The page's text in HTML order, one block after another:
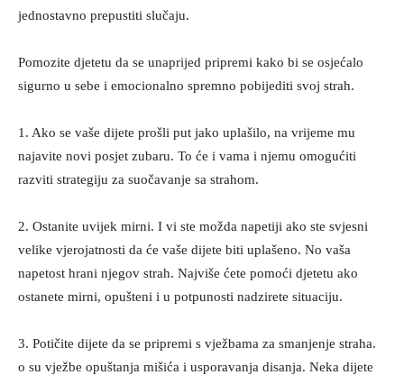
jednostavno prepustiti slučaju.
Pomozite djetetu da se unaprijed pripremi kako bi se osjećalo
sigurno u sebe i emocionalno spremno pobijediti svoj strah.
1. Ako se vaše dijete prošli put jako uplašilo, na vrijeme mu
najavite novi posjet zubaru. To će i vama i njemu omogućiti
razviti strategiju za suočavanje sa strahom.
2. Ostanite uvijek mirni. I vi ste možda napetiji ako ste svjesni
velike vjerojatnosti da će vaše dijete biti uplašeno. No vaša
napetost hrani njegov strah. Najviše ćete pomoći djetetu ako
ostanete mirni, opušteni i u potpunosti nadzirete situaciju.
3. Potičite dijete da se pripremi s vježbama za smanjenje straha.
o su vježbe opuštanja mišića i usporavanja disanja. Neka dijete